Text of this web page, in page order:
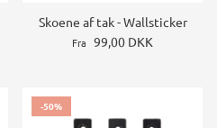
Skoene af tak - Wallsticker
Fra 99,00 DKK
-50%